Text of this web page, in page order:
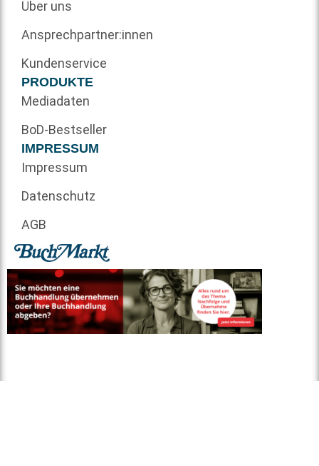
Über uns
Ansprechpartner:innen
Kundenservice
PRODUKTE
Mediadaten
BoD-Bestseller
IMPRESSUM
Impressum
Datenschutz
AGB